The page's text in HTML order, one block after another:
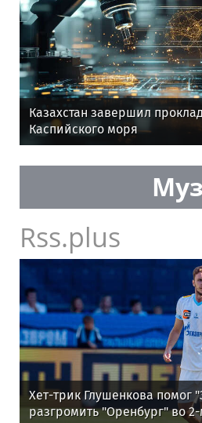
Казахстан завершил
Каспийского моря
Rss.plus
Хет-трик Глушенкова помог
разгромить "Оренбург" во